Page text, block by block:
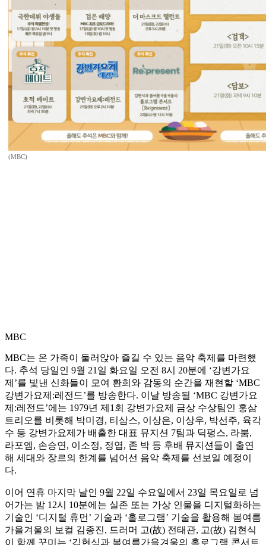
(MBC)
MBC
MBC는 온 가족이 둘러앉아 즐길 수 있는 음악 축제를 마련했
다. 추석 당일인 9월 21일 화요일 오전 8시 20분에 ‘강변가요
제’를 빛낸 신화들이 모여 환희와 감동의 순간을 재현할 ‘MBC
강변가요제:레전드’를 방송한다. 이날 방송될 ‘MBC 강변가요
제:레전드’에는 1979년 제1회 강변가요제 금상 수상팀인 홍삼
트리오를 비롯해 박미경, 티삼스, 이상은, 이상우, 박선주, 육각
수 등 강변가요제가 배출한 대표 뮤지션 7팀과 딕펑스, 라붐,
라포엠, 손승연, 이소정, 정엽, 존 박 등 후배 뮤지션들이 출연
해 세대와 장르의 한계를 넘어선 음악 축제를 선보일 예정이
다.
이어 연휴 마지막 날인 9월 22일 수요일에서 23일 목요일로 넘
어가는 밤 12시 10분에는 실존 또는 가상 인물을 디지털화하는
기술인 ‘디지털 휴먼’ 기술과 ‘홀로그램’ 기술을 활용해 봄여름
가을겨울의 보컬 김종진, 드러머 고(故) 전태관, 고(故) 김현식
이 함께 꾸미는 ‘김현식과 봄여름가을겨울의 홀로그램 콘서트